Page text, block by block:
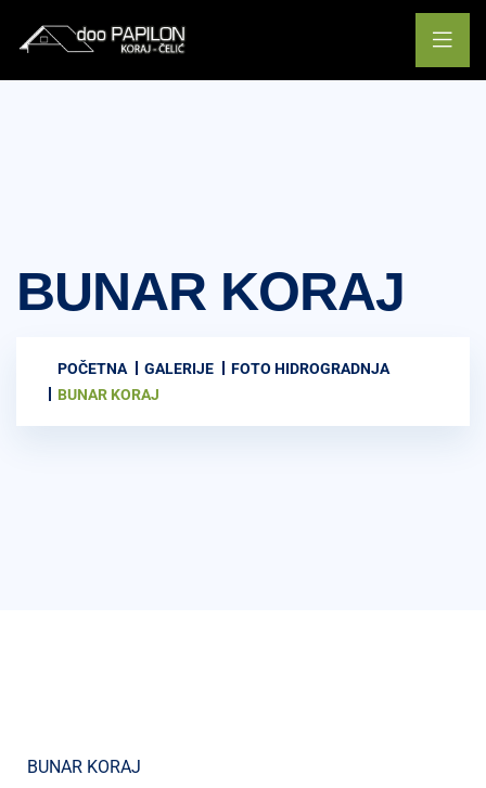
BUNAR KORAJ
POČETNA GALERIJE
FOTO HIDROGRADNJA
BUNAR KORAJ
BUNAR KORAJ